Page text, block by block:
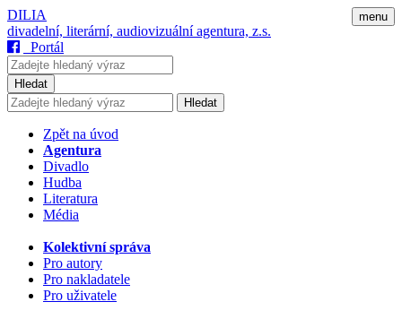
menu
DILIA
divadelní, literární, audiovizuální agentura, z.s.
Portál
Hledat
Hledat
Zpět na úvod
Agentura
Divadlo
Hudba
Literatura
Média
Kolektivní správa
Pro autory
Pro nakladatele
Pro uživatele